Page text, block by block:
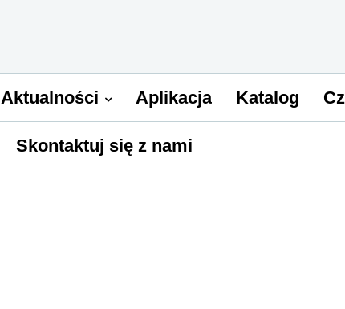
Aktualności Aplikacja Katalog
Skontaktuj się z nami